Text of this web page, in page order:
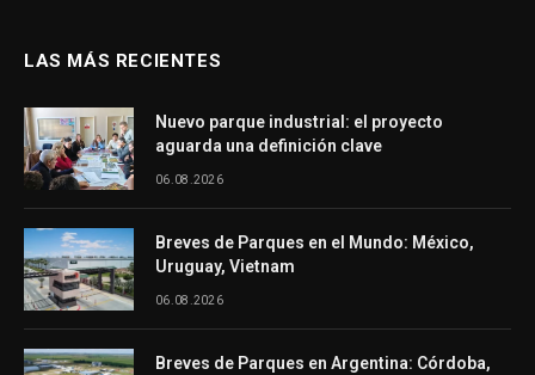
LAS MÁS RECIENTES
Nuevo parque industrial: el proyecto
aguarda una definición clave
06.08.2026
Breves de Parques en el Mundo: México,
Uruguay, Vietnam
06.08.2026
Breves de Parques en Argentina: Córdoba,